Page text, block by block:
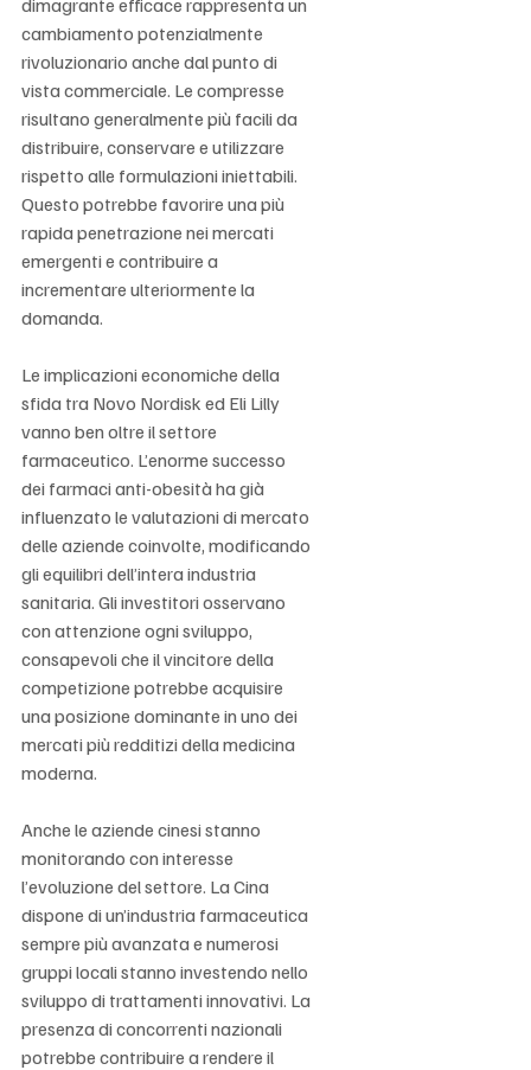
cambiamento potenzialmente
rivoluzionario anche dal punto di
vista commerciale. Le compresse
risultano generalmente più facili da
distribuire, conservare e utilizzare
rispetto alle formulazioni iniettabili.
Questo potrebbe favorire una più
rapida penetrazione nei mercati
emergenti e contribuire a
incrementare ulteriormente la
domanda.
Le implicazioni economiche della
sfida tra Novo Nordisk ed Eli Lilly
vanno ben oltre il settore
farmaceutico. L’enorme successo
dei farmaci anti-obesità ha già
influenzato le valutazioni di mercato
delle aziende coinvolte, modificando
gli equilibri dell’intera industria
sanitaria. Gli investitori osservano
con attenzione ogni sviluppo,
consapevoli che il vincitore della
competizione potrebbe acquisire
una posizione dominante in uno dei
mercati più redditizi della medicina
moderna.
Anche le aziende cinesi stanno
monitorando con interesse
l’evoluzione del settore. La Cina
dispone di un’industria farmaceutica
sempre più avanzata e numerosi
gruppi locali stanno investendo nello
sviluppo di trattamenti innovativi. La
presenza di concorrenti nazionali
potrebbe contribuire a rendere il